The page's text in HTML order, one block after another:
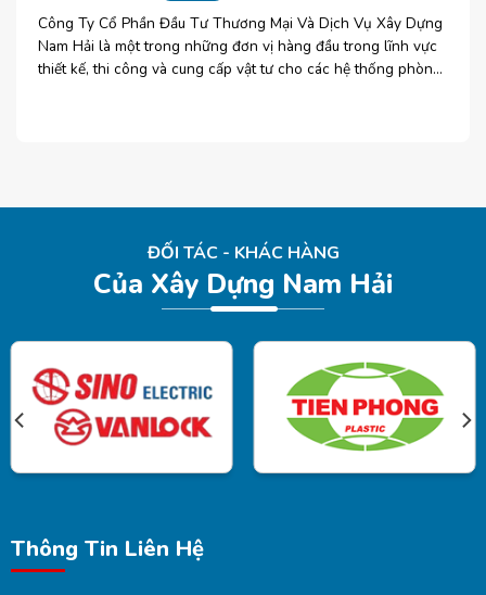
Công Ty Cổ Phần Đầu Tư Thương Mại Và Dịch Vụ Xây Dựng
Nam Hải là một trong những đơn vị hàng đầu trong lĩnh vực
thiết kế, thi công và cung cấp vật tư cho các hệ thống phòng
ĐỐI TÁC - KHÁC HÀNG
Của Xây Dựng Nam Hải
Thông Tin Liên Hệ